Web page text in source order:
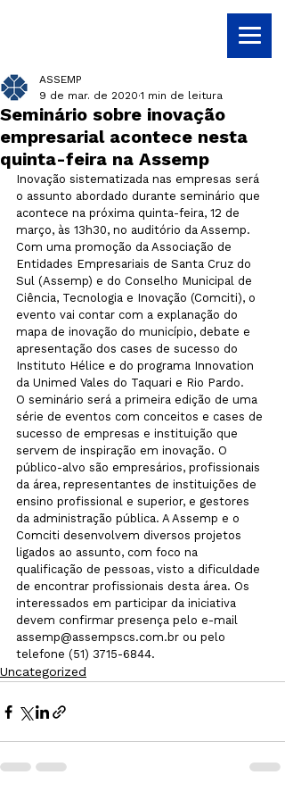
Seminário sobre inovação
empresarial acontece nesta
quinta-feira na Assemp
ASSEMP
9 de mar. de 2020 1 min de leitura
Inovação sistematizada nas empresas será
o assunto abordado durante seminário que
acontece na próxima quinta-feira, 12 de
março, às 13h30, no auditório da Assemp.
Com uma promoção da Associação de
Entidades Empresariais de Santa Cruz do
Sul (Assemp) e do Conselho Municipal de
Ciência, Tecnologia e Inovação (Comciti), o
evento vai contar com a explanação do
mapa de inovação do município, debate e
apresentação dos cases de sucesso do
Instituto Hélice e do programa Innovation
da Unimed Vales do Taquari e Rio Pardo.
O seminário será a primeira edição de uma
série de eventos com conceitos e cases de
sucesso de empresas e instituição que
servem de inspiração em inovação. O
público-alvo são empresários, profissionais
da área, representantes de instituições de
ensino profissional e superior, e gestores
da administração pública. A Assemp e o
Comciti desenvolvem diversos projetos
ligados ao assunto, com foco na
qualificação de pessoas, visto a dificuldade
de encontrar profissionais desta área. Os
interessados em participar da iniciativa
devem confirmar presença pelo e-mail
assemp@assempscs.com.br ou pelo
telefone (51) 3715-6844.
Uncategorized